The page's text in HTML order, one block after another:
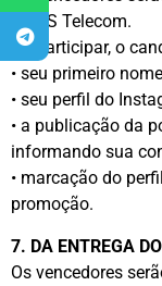
VIVAS Telecom.
Ao participar, o
• seu primeiro
• seu perfil do
• a publicação da
informando sua
• marcação do
promoção.
7. DA ENTREGA
Os vencedores